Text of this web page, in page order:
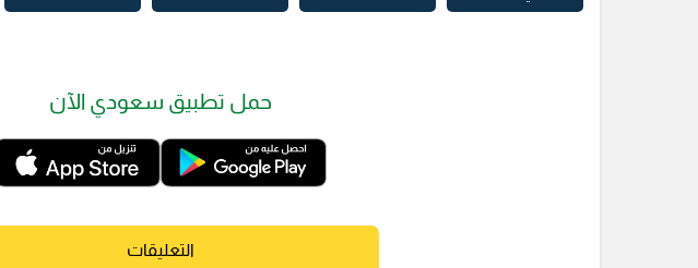
حمل تطبيق سعودي الآن
التعليقات